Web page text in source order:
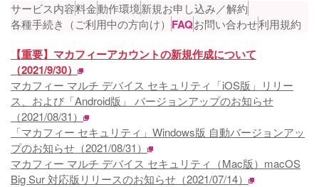
サービス内容料金動作環境新規お申し込み／解約
各種手続き（ご利用中の方向け） FAQお問い合わせ利用規約
【重要】マカフィーアカウントの新規作成について
（2021/9/30）
マカフィー マルチ デバイス セキュリティ「iOS版」リリー
ス、および「Android版」 バージョンアップのお知らせ
（2021/08/31）
「マカフィー セキュリティ」Windows版 自動バージョンアッ
プのお知らせ（2021/08/31）
マカフィー マルチ デバイス セキュリティ（Mac版）macOS
Big Sur 対応版リリースのお知らせ（2021/07/14）